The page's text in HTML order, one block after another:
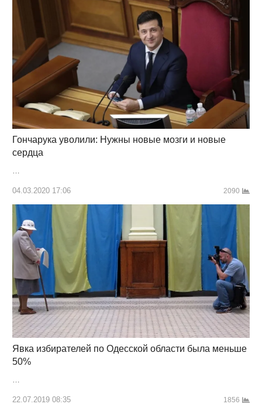
Гончарука уволили: Нужны новые мозги и новые
сердца
…
04.03.2020 17:06 2090
Явка избирателей по Одесской области была меньше
50%
…
22.07.2019 08:35 1856